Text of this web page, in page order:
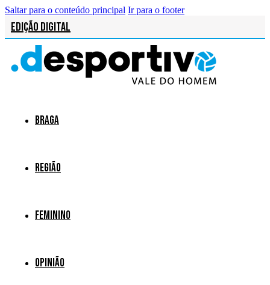
Saltar para o conteúdo principal Ir para o footer
Edição Digital
Braga
Região
Feminino
Opinião